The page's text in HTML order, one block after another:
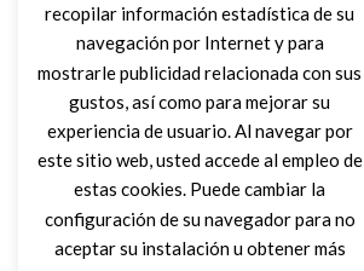
recopilar información estadística de su
navegación por Internet y para
mostrarle publicidad relacionada con sus
gustos, así como para mejorar su
experiencia de usuario. Al navegar por
este sitio web, usted accede al empleo de
estas cookies. Puede cambiar la
configuración de su navegador para no
aceptar su instalación u obtener más